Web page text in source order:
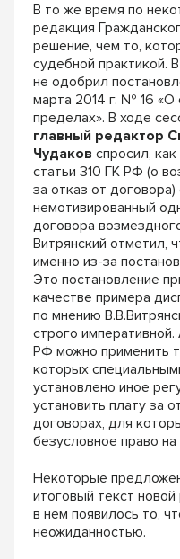
В то же время по
редакция
решение, чем то,
судебной практикой.
не одобрил
марта 2014 г. № 16 «О
пределах». В ходе
главный редактор
Чудаков спросил,
статьи 310 ГК РФ (о
за отказ от
немотивированный
договора
Витрянский отметил,
именно из-за
Это постановление
качестве примера
по мнению
строго
РФ можно применить
которых
установлено иное
установить плату за
договорах, для
безусловное право
Некоторые
итоговый текст
в нем появилось то,
неожиданностью.